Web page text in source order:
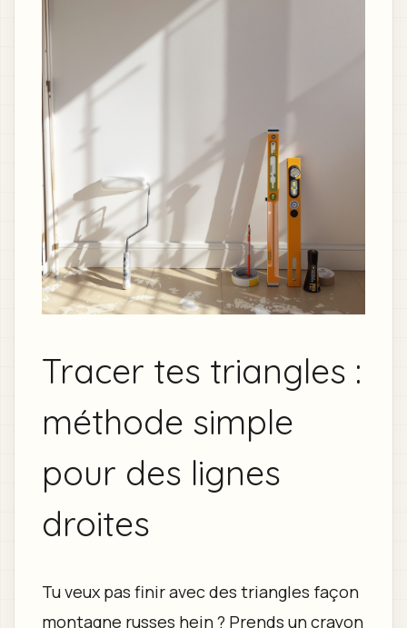
Tracer tes triangles :
méthode simple
pour des lignes
droites
Tu veux pas finir avec des triangles façon
montagne russes hein ? Prends un crayon